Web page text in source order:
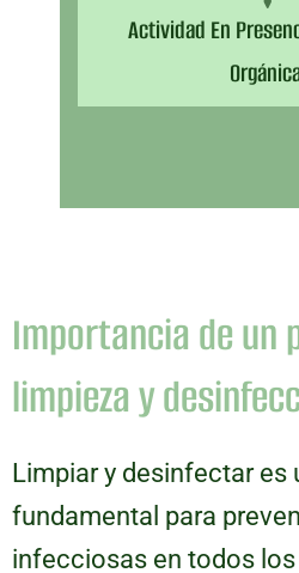
Actividad En
Importancia de un
limpieza y
Limpiar y desinfectar es
fundamental para
infecciosas en todos